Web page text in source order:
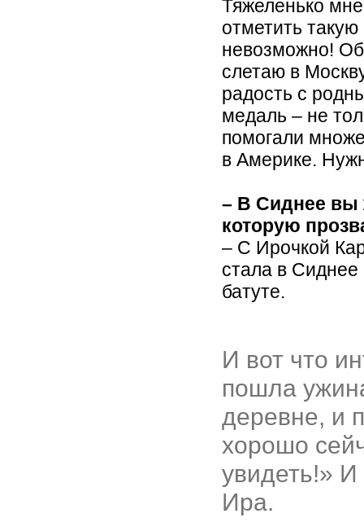
Тяжеленько
отметить
невозможно!
слетаю в
радость с
медаль – не
помогали
в Америке.
– В Сиднее вы
которую
– С Ирочкой
стала в
батуте.
И вот что
пошла
деревне, и
хорошо
увидеть!» И
Ира.